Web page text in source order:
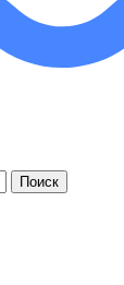
Поиск